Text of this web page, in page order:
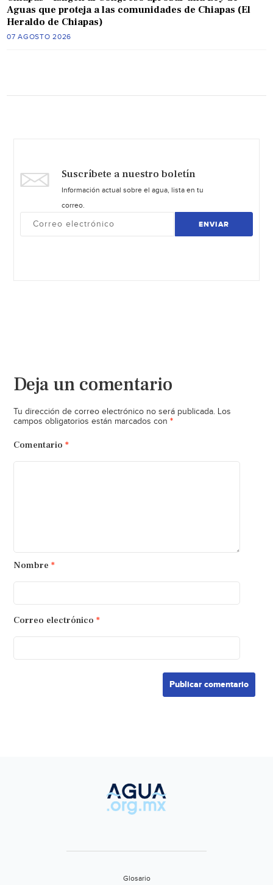
Aguas que proteja a las comunidades de Chiapas (El
Heraldo de Chiapas)
07 AGOSTO 2026
Suscríbete a nuestro boletín
Información actual sobre el agua, lista en tu
correo.
ENVIAR
Deja un comentario
Tu dirección de correo electrónico no será publicada. Los
campos obligatorios están marcados con *
Comentario *
Nombre *
Correo electrónico *
Glosario